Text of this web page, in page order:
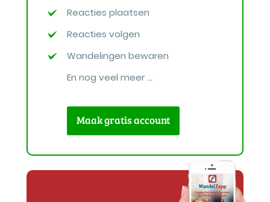
Reacties plaatsen
Reacties volgen
Wandelingen bewaren
En nog veel meer ...
Maak gratis account